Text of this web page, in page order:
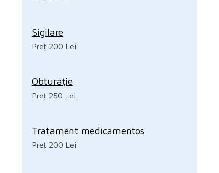
Sigilare
Preț 200 Lei
Obturație
Preț 250 Lei
Tratament medicamentos
Preț 200 Lei